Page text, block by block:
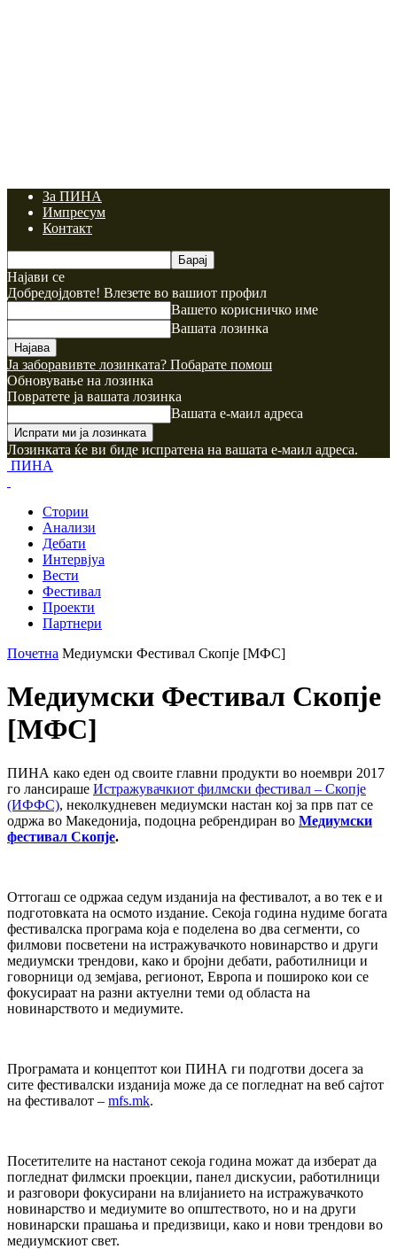
За ПИНА
Импресум
Контакт
Најави се
Добредојдовте! Влезете во вашиот профил
Вашето корисничко име
Вашата лозинка
Ја заборавивте лозинката? Побарате помош
Обновување на лозинка
Повратете ја вашата лозинка
Вашата е-маил адреса
Лозинката ќе ви биде испратена на вашата е-маил адреса.
ПИНА
Стории
Анализи
Дебати
Интервјуа
Вести
Фестивал
Проекти
Партнери
Почетна Медиумски Фестивал Скопје [МФС]
Медиумски Фестивал Скопје
[МФС]
ПИНА како еден од своите главни продукти во ноември 2017
го лансираше Истражувачкиот филмски фестивал – Скопје
(ИФФС), неколкудневен медиумски настан кој за прв пат се
одржа во Македонија, подоцна ребрендиран во Медиумски
фестивал Скопје.
Оттогаш се одржаа седум изданија на фестивалот, а во тек е и
подготовката на осмото издание. Секоја година нудиме богата
фестивалска програма која е поделена во два сегменти, со
филмови посветени на истражувачкото новинарство и други
медиумски трендови, како и бројни дебати, работилници и
говорници од земјава, регионот, Европа и пошироко кои се
фокусираат на разни актуелни теми од областа на
новинарството и медиумите.
Програмата и концептот кои ПИНА ги подготви досега за
сите фестивалски изданија може да се погледнат на веб сајтот
на фестивалот – mfs.mk.
Посетителите на настанот секоја година можат да изберат да
погледнат филмски проекции, панел дискусии, работилници
и разговори фокусирани на влијанието на истражувачкото
новинарство и медиумите во општеството, но и на други
новинарски прашања и предизвици, како и нови трендови во
медиумскиот свет.